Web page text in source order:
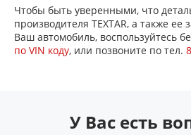
Чтобы быть уверенными, что
производителя TEXTAR, а также ее
Ваш автомобиль, воспользуйтесь
по VIN коду, или позвоните по тел.
У Вас есть